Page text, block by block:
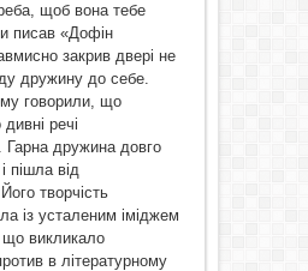
щоб вона тебе
писав «Дофін
закрив двері не
дружину до себе.
говорили, що
речі
Гарна дружина довго
пішла від
творчість
із усталеним іміджем
що викликало
в літературному